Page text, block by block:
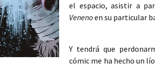
el espacio, asistir a
Venenoen su particular
Y tendrá que
cómic me ha hecho un